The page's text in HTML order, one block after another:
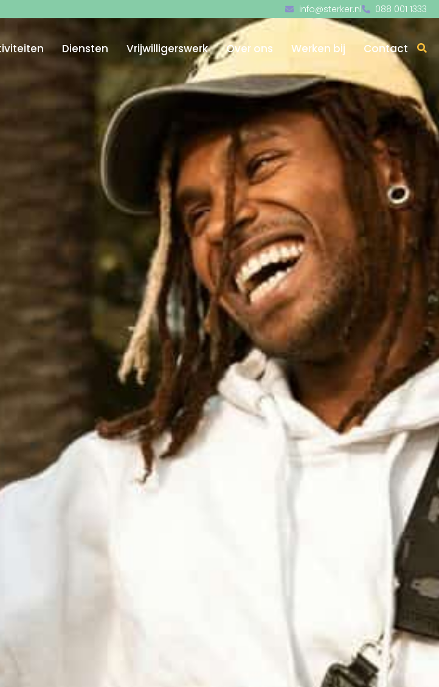
info@sterker.nl 088 001 1333
Diensten Vrijwilligerswerk Over ons Werken bij Contact